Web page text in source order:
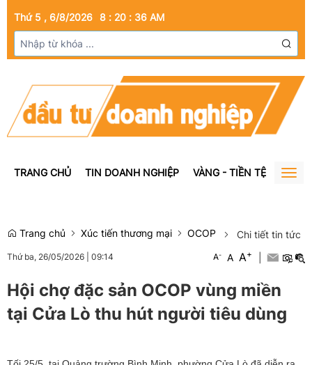
Thứ 5 , 6/8/2026 8 : 20 : 38 AM
TRANG CHỦ TIN DOANH NGHIỆP VÀNG - TIỀN TỆ BẤT
Trang chủ Xúc tiến thương mại OCOP Chi tiết tin tức
Thứ ba, 26/05/2026 09:14 A- A A+
Hội chợ đặc sản OCOP vùng miền
tại Cửa Lò thu hút người tiêu dùng